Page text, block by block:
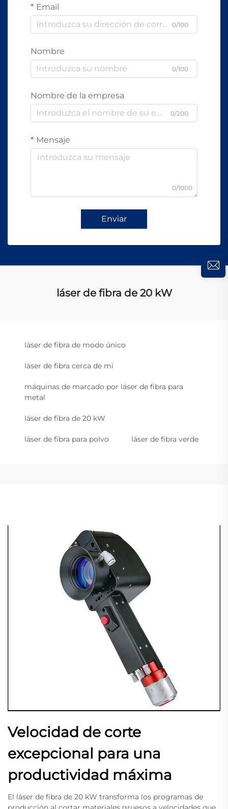
Email
0/100
Nombre
0/100
Nombre de la empresa
0/200
Mensaje
0/1000
Enviar
láser de fibra de 20 kW
láser de fibra de modo único
láser de fibra cerca de mí
máquinas de marcado por láser de fibra para
metal
láser de fibra de 20 kW
láser de fibra para polvo láser de fibra verde
Velocidad de corte
excepcional para una
productividad máxima
El láser de fibra de 20 kW transforma los programas de